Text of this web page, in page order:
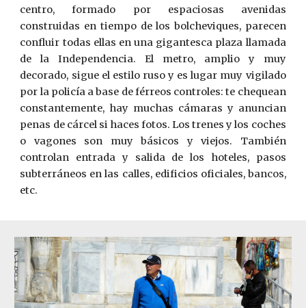
centro, formado por espaciosas avenidas
construidas en tiempo de los bolcheviques, parecen
confluir todas ellas en una gigantesca plaza llamada
de la Independencia. El metro, amplio y muy
decorado, sigue el estilo ruso y es lugar muy vigilado
por la policía a base de férreos controles: te chequean
constantemente, hay muchas cámaras y anuncian
penas de cárcel si haces fotos. Los trenes y los coches
o vagones son muy básicos y viejos. También
controlan entrada y salida de los hoteles, pasos
subterráneos en las calles, edificios oficiales, bancos,
etc.